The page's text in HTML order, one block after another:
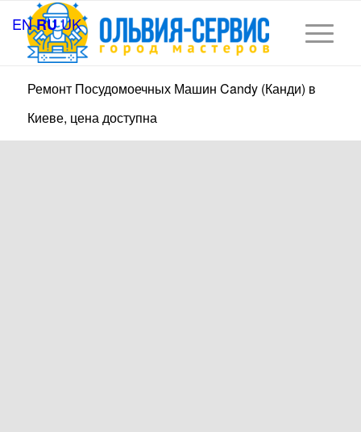
Ремонт Посудомоечных Машин Candy (Канди) в
Киеве, цена доступна
ENRUUK